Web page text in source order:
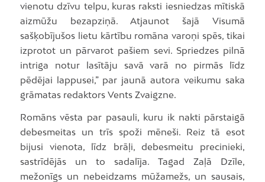
vienotu dzīvu telpu, kuras raksti iesniedzas mītiskā
aizmūžu bezapziņā. Atjaunot šajā Visumā
sašķobījušos lietu kārtību romāna varoņi spēs, tikai
izprotot un pārvarot pašiem sevi. Spriedzes pilnā
intriga notur lasītāju savā varā no pirmās līdz
pēdējai lappusei,” par jaunā autora veikumu saka
grāmatas redaktors Vents Zvaigzne.
Romāns vēsta par pasauli, kuru ik nakti pārstaigā
debesmeitas un trīs spoži mēneši. Reiz tā esot
bijusi vienota, līdz brāļi, debesmeitu precinieki,
sastrīdējās un to sadalīja. Tagad Zaļā Dzīle,
mežonīgs un nebeidzams mūžamežs, un sausais,